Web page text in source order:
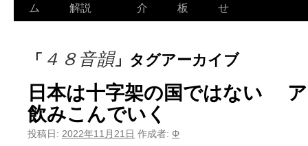
ム 解説 介 板 せ
「 ４８音韻」タグアーカイブ
日本は十字架の国ではない
飲みこんでいく
投稿日: 2022年11月21日 作成者: Φ